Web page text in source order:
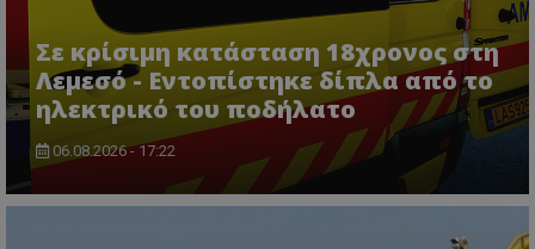
Σε κρίσιμη κατάσταση 18χρονος στη
Λεμεσό - Εντοπίστηκε δίπλα από το
ηλεκτρικό του ποδήλατο
06.08.2026 - 17:22